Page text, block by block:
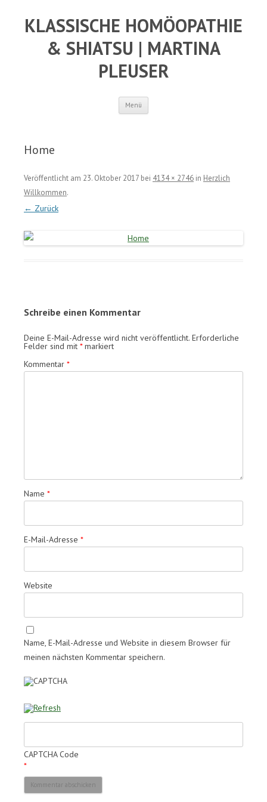
KLASSISCHE HOMÖOPATHIE
& SHIATSU | MARTINA
PLEUSER
Menü
Home
Veröffentlicht am 23. Oktober 2017 bei 4134 × 2746 in Herzlich
Willkommen.
← Zurück
Schreibe einen Kommentar
Deine E-Mail-Adresse wird nicht veröffentlicht. Erforderliche
Felder sind mit *markiert
Kommentar *
Name *
E-Mail-Adresse *
Website
Name, E-Mail-Adresse und Website in diesem Browser für
meinen nächsten Kommentar speichern.
CAPTCHA Code
*